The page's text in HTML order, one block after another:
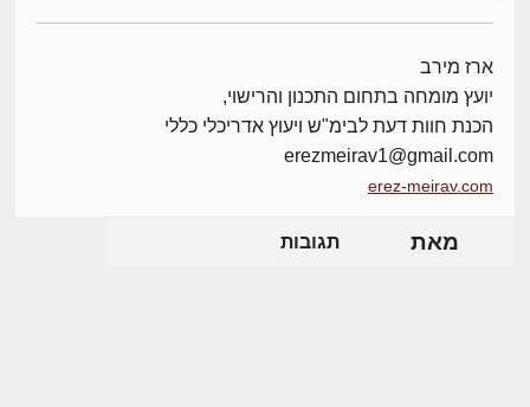
ארז מירב
יועץ מומחה בתחום התכנון והרישוי,
הכנת חוות דעת לבימ"ש ויעוץ אדריכלי כללי
erezmeirav1@gmail.com
erez-meirav.com
מאת תגובות